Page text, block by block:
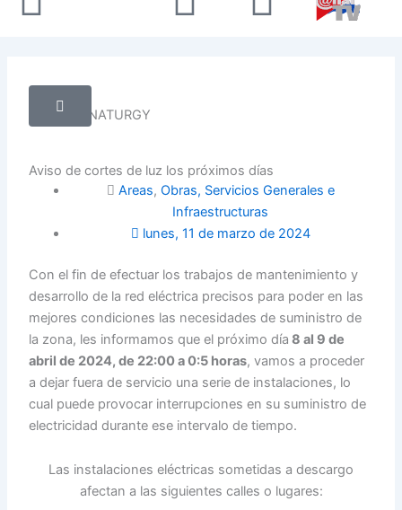
Aviso de cortes de luz los próximos días
Areas, Obras, Servicios Generales e
Infraestructuras
lunes, 11 de marzo de 2024
Con el fin de efectuar los trabajos de mantenimiento y
desarrollo de la red eléctrica precisos para poder en las
mejores condiciones las necesidades de suministro de
la zona, les informamos que el próximo día 8 al 9 de
abril de 2024, de 22:00 a 0:5 horas, vamos a proceder
a dejar fuera de servicio una serie de instalaciones, lo
cual puede provocar interrupciones en su suministro de
electricidad durante ese intervalo de tiempo.
Las instalaciones eléctricas sometidas a descargo
afectan a las siguientes calles o lugares: